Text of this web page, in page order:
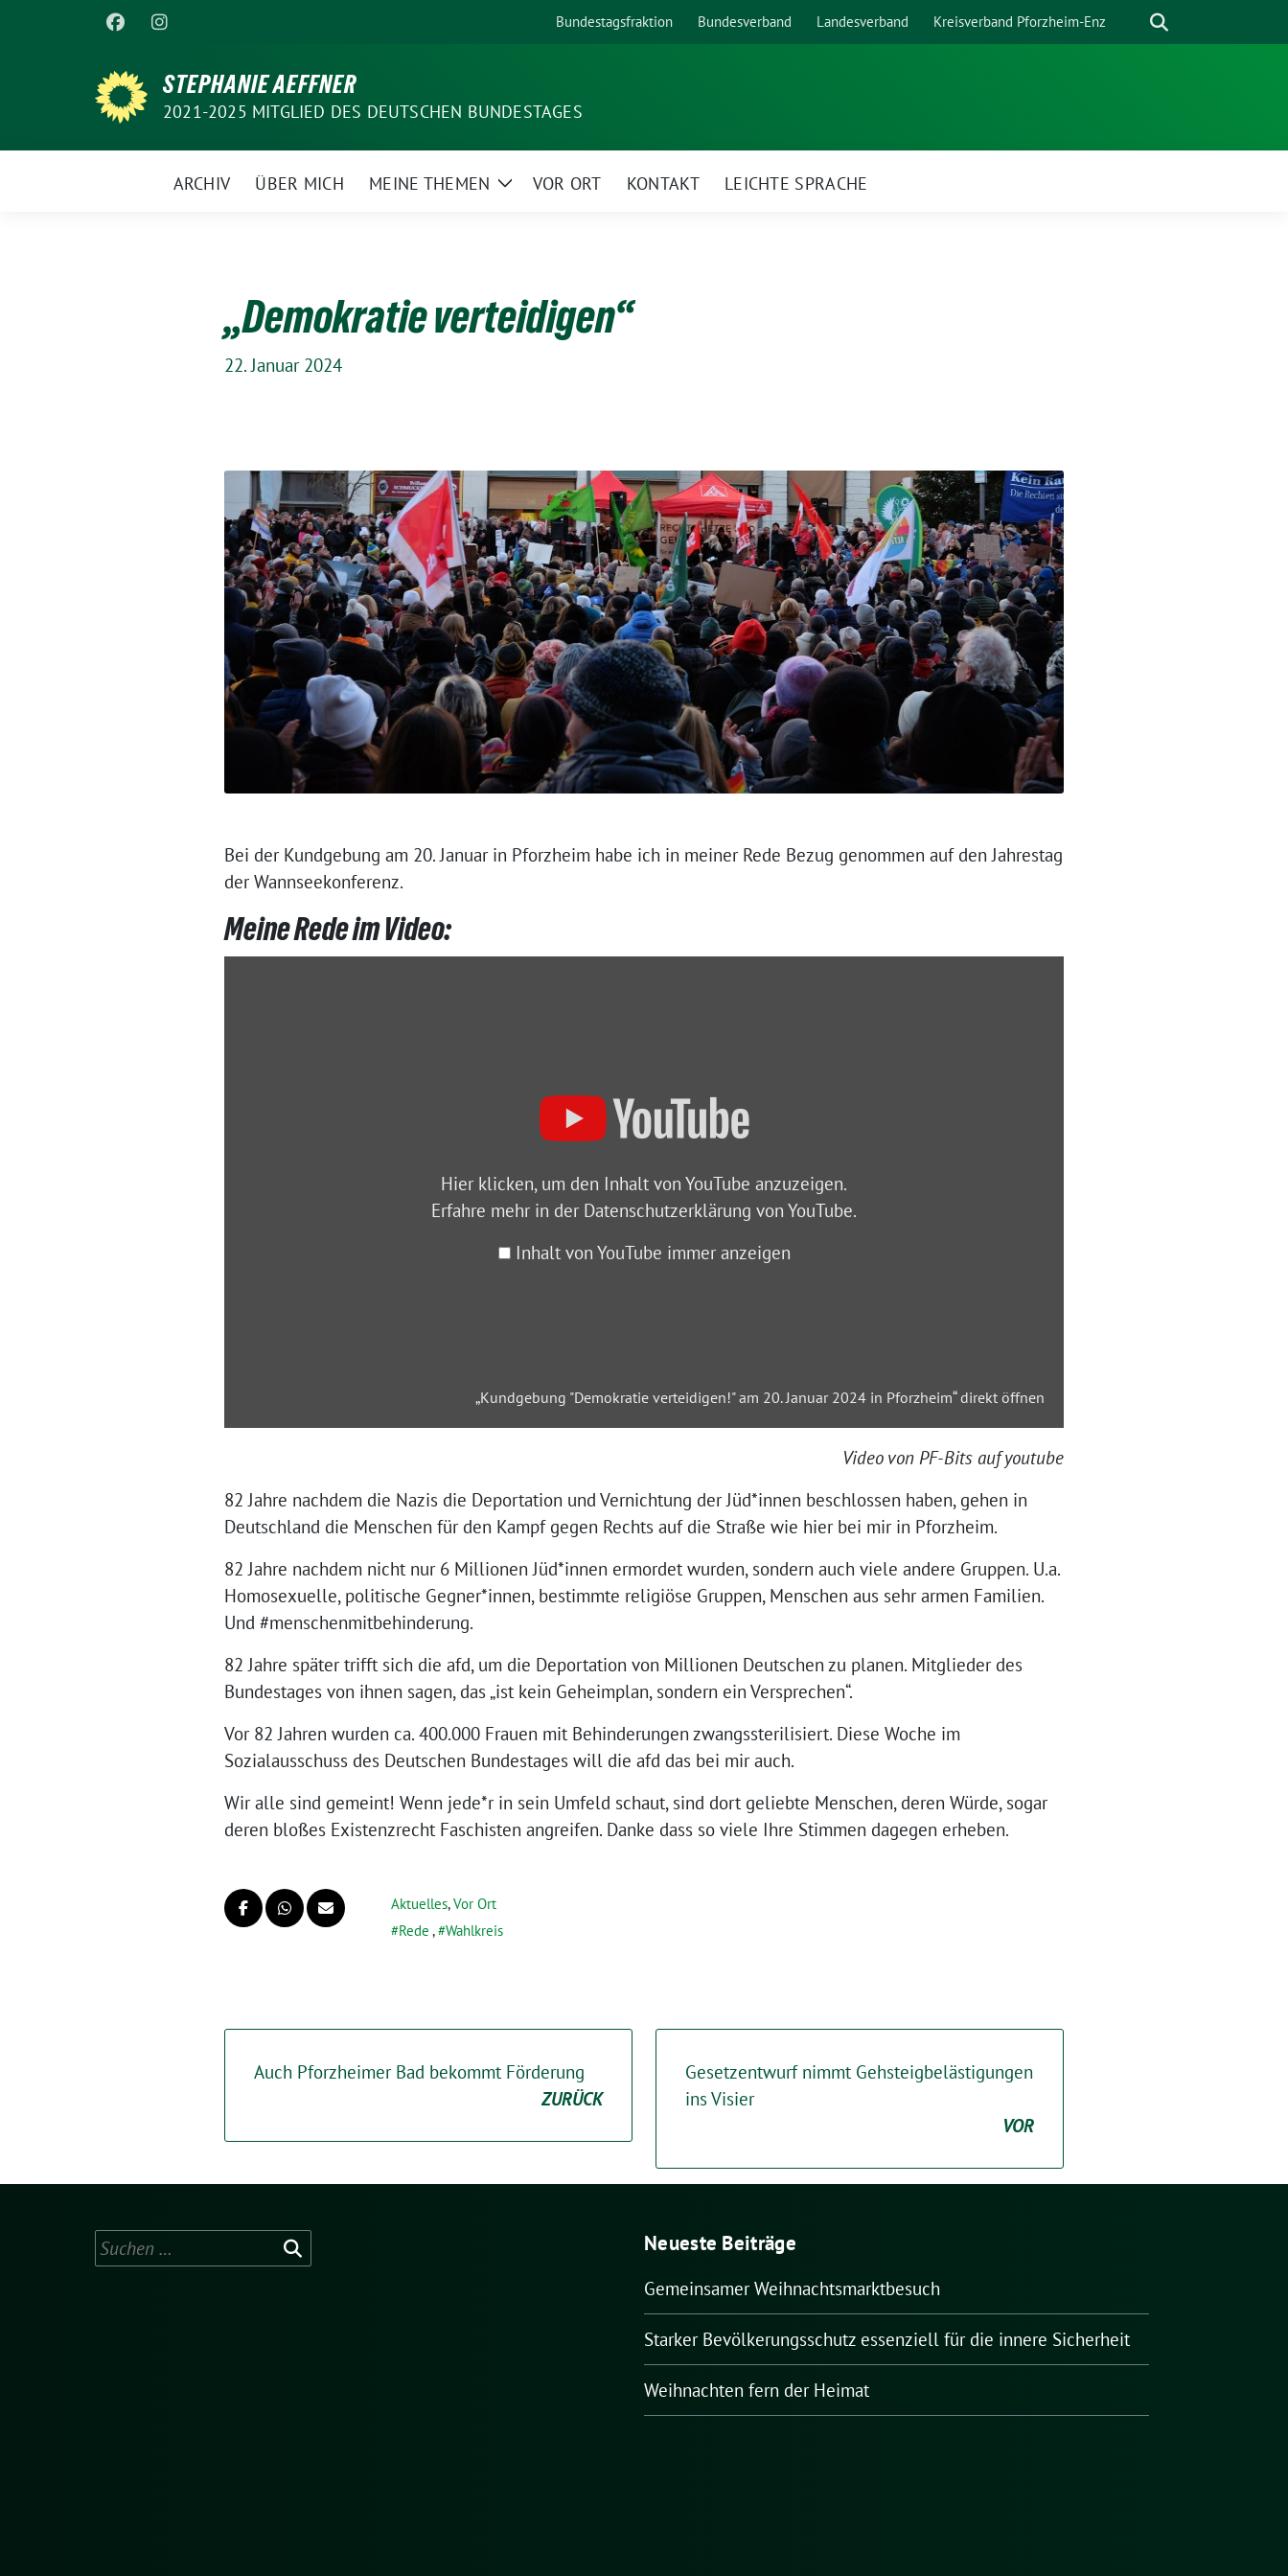
Bundestagsfraktion Bundesverband Landesverband Kreisverband Pforzheim-Enz Suche
STEPHANIE AEFFNER
2021-2025 MITGLIED DES DEUTSCHEN BUNDESTAGES
ARCHIV ÜBER MICH MEINE THEMEN
ZeigeVOR ORT KONTAKT LEICHTE SPRACHE
„Demokratie verteidigen“
22. Januar 2024
Bei der Kundgebung am 20. Januar in Pforzheim habe ich in meiner Rede Bezug genommen auf den Jahrestag
der Wannseekonferenz.
Meine Rede im Video:
Hier klicken, um den Inhalt von YouTube anzuzeigen.
Erfahre mehr in der Datenschutzerklärung von YouTube.
Inhalt von YouTube immer anzeigen
„Kundgebung "Demokratie verteidigen!" am 20. Januar 2024 in Pforzheim“ direkt öffnen
Video von PF-Bits auf youtube
82 Jahre nachdem die Nazis die Deportation und Vernichtung der Jüd*innen beschlossen haben, gehen in
Deutschland die Menschen für den Kampf gegen Rechts auf die Straße wie hier bei mir in Pforzheim.
82 Jahre nachdem nicht nur 6 Millionen Jüd*innen ermordet wurden, sondern auch viele andere Gruppen. U.a.
Homosexuelle, politische Gegner*innen, bestimmte religiöse Gruppen, Menschen aus sehr armen Familien.
Und #menschenmitbehinderung.
82 Jahre später trifft sich die afd, um die Deportation von Millionen Deutschen zu planen. Mitglieder des
Bundestages von ihnen sagen, das „ist kein Geheimplan, sondern ein Versprechen“.
Vor 82 Jahren wurden ca. 400.000 Frauen mit Behinderungen zwangssterilisiert. Diese Woche im
Sozialausschuss des Deutschen Bundestages will die afd das bei mir auch.
Wir alle sind gemeint! Wenn jede*r in sein Umfeld schaut, sind dort geliebte Menschen, deren Würde, sogar
deren bloßes Existenzrecht Faschisten angreifen. Danke dass so viele Ihre Stimmen dagegen erheben.
Aktuelles,Vor Ort
Rede , Wahlkreis
Auch Pforzheimer Bad bekommt Förderung
ZURÜCK
Gesetzentwurf nimmt Gehsteigbelästigungen
ins Visier
VOR
Suchen
nach:
Neueste Beiträge
Gemeinsamer Weihnachtsmarktbesuch
Starker Bevölkerungsschutz essenziell für die innere Sicherheit
Weihnachten fern der Heimat